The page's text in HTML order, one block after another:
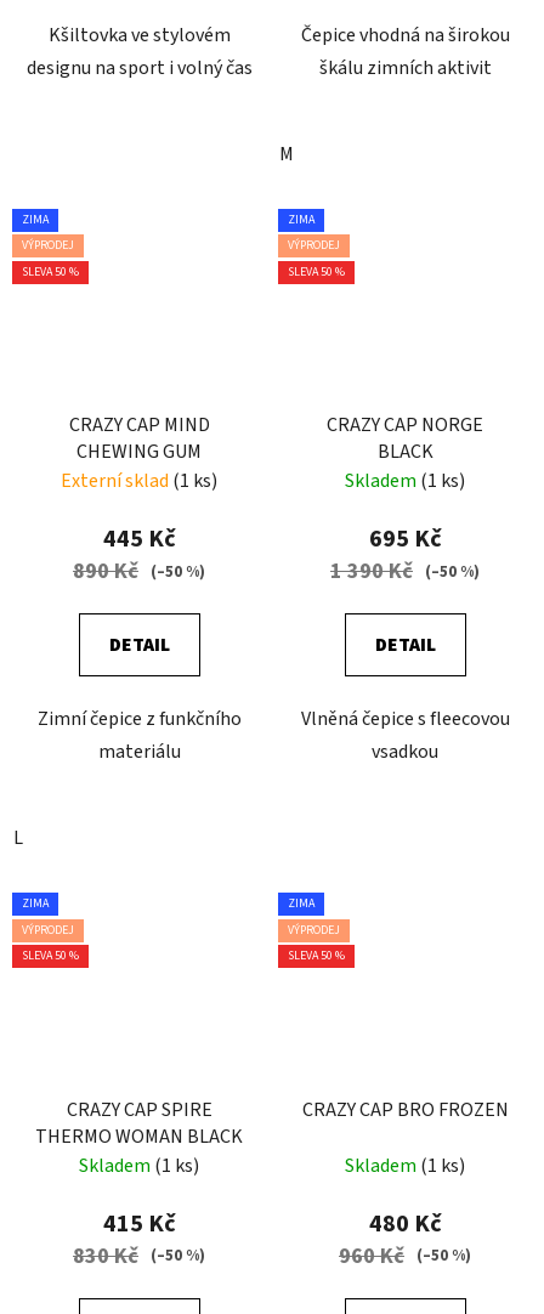
Kšiltovka ve stylovém
designu na sport i volný čas
Čepice vhodná na širokou
škálu zimních aktivit
M
ZIMA
VÝPRODEJ
SLEVA 50 %
CRAZY CAP MIND
CHEWING GUM
Externí sklad (1 ks)
445 Kč
890 Kč (–50 %)
DETAIL
Zimní čepice z funkčního
materiálu
L
ZIMA
VÝPRODEJ
SLEVA 50 %
CRAZY CAP NORGE
BLACK
Skladem (1 ks)
695 Kč
1 390 Kč (–50 %)
DETAIL
Vlněná čepice s fleecovou
vsadkou
ZIMA
VÝPRODEJ
SLEVA 50 %
CRAZY CAP SPIRE
THERMO WOMAN BLACK
Skladem (1 ks)
415 Kč
830 Kč (–50 %)
ZIMA
VÝPRODEJ
SLEVA 50 %
CRAZY CAP BRO FROZEN
Skladem (1 ks)
480 Kč
960 Kč (–50 %)